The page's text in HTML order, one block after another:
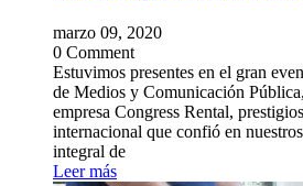
marzo 09, 2020
0 Comment
Estuvimos presentes en el gran
de Medios y Comunicación
empresa Congress Rental,
internacional que confió en
integral de
Leer más